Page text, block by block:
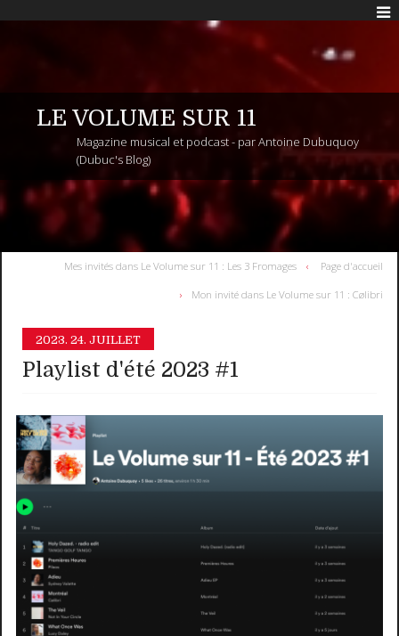
LE VOLUME SUR 11
Magazine musical et podcast - par Antoine Dubuquoy
(Dubuc's Blog)
Mes invités dans Le Volume sur 11 : Les 3 Fromages Page d'accueil
Mon invité dans Le Volume sur 11 : Cølibri
2023. 24. JUILLET
Playlist d'été 2023 #1